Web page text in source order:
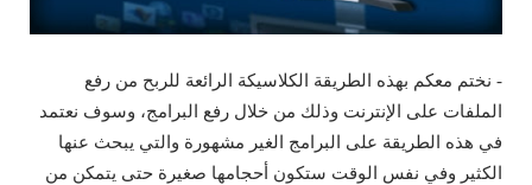
- نختم معكم بهذه الطريقة الكلاسيكة الرائعة للربح من رفع
الملفات على الإنترنت وذلك من خلال رفع البرامج، وسوف نعتمد
في هذه الطريقة على البرامج الغير مشهورة والتي يبحث عنها
الكثير وفي نفس الوقت ستكون أحجامها صغيرة حتى يتمكن من